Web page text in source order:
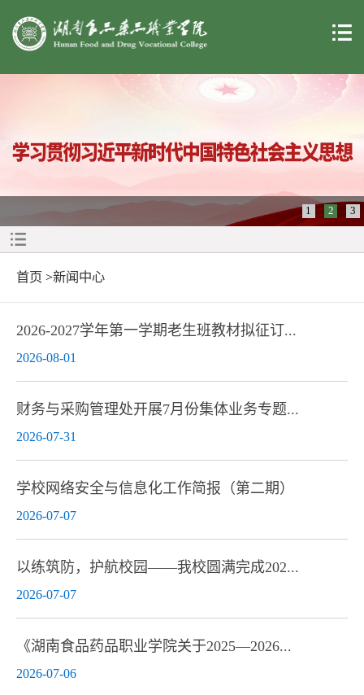
1 2 3
首页 >新闻中心
2026-2027学年第一学期老生班教材拟征订...
2026-08-01
财务与采购管理处开展7月份集体业务专题...
2026-07-31
学校网络安全与信息化工作简报（第二期）
2026-07-07
以练筑防，护航校园——我校圆满完成202...
2026-07-07
《湖南食品药品职业学院关于2025—2026...
2026-07-06